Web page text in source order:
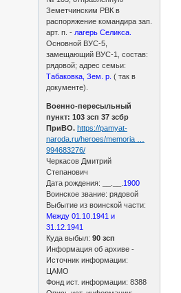
Земетчинским РВК в
распоряжение командира зап.
арт. п. - лагерь Селикса.
Основной ВУС-5,
замещающий ВУС-1, состав:
рядовой; адрес семьи:
Табаковка, Зем. р. ( так в
документе).
Военно-пересыльный
пункт: 103 зсп 37 зсбр
ПриВО. https://pamyat-
naroda.ru/heroes/memoria …
994683276/
Черкасов Дмитрий
Степанович
Дата рождения: __.__. 1900
Воинское звание: рядовой
Выбытие из воинской части:
Между 01.10.1941 и
31.12.1941
Куда выбыл:90 зсп
Информация об архиве -
Источник информации:
ЦАМО
Фонд ист. информации: 8388